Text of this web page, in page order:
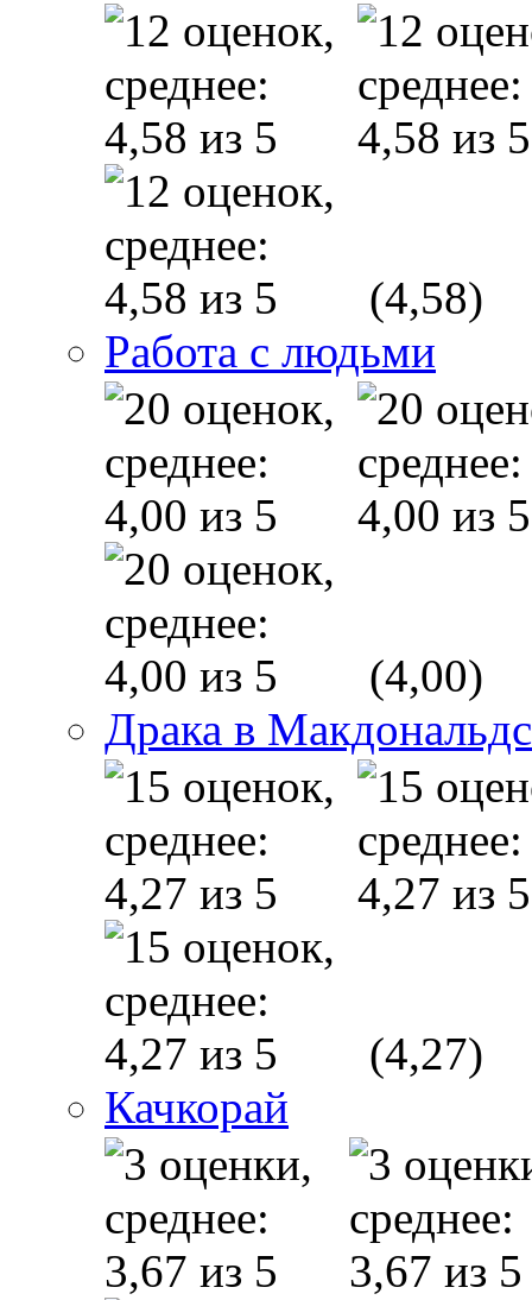
(4,58)
Работа с людьми
(4,00)
Драка в
(4,27)
Качкорай